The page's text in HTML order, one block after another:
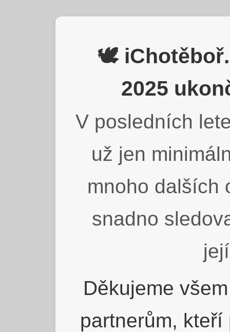
🕊️
2025
V posledních
už jen
mnoho dalších
snadno
Děkujeme
partnerům,